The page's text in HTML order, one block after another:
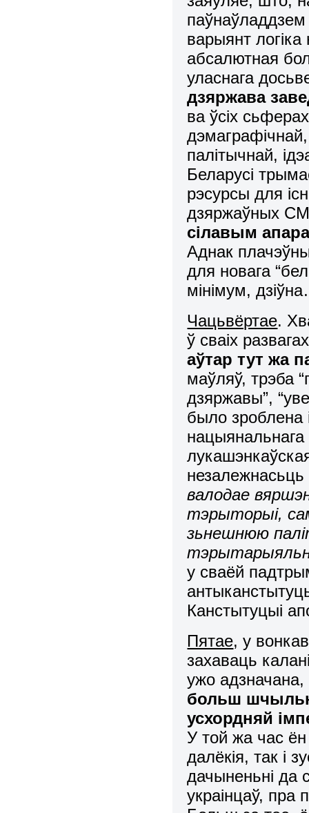
варыянт
абсалютная
уласнага
дзяржава
ва ўсіх
палітычнай,
Беларусі
рэсурсы для
дзяржаўных
сілавым
Аднак плачэўны
для новага
мінімум,
Чацьвёртае.
ў сваіх
аўтар тут жа
маўляў, трэба
дзяржавы”,
было зроблена
нацыянальнага
валодае
тэрыторыі,
зьнешнюю
у сваёй
Канстытуцыі
Пятае, у
захаваць
ужо
больш
усхордняй
У той жа час
далёкія, так і
дачыненьні да
украінцаў, пра